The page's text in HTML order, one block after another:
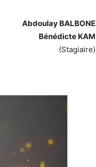
Abdoulay BALBONE
Bénédicte KAM
(Stagiaire)